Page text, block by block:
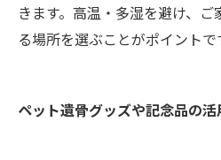
きます。高温・多湿を避け、
る場所を選ぶことがポイントで
ペット遺骨グッズや記念品の活